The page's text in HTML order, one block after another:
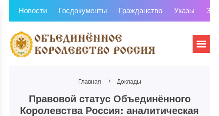
Новости Госдокументы Гражданство Указы
Главная Доклады
Правовой статус Объединённого
Королевства Россия: аналитическая